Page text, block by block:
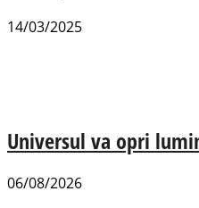
14/03/2025
Universul va opri
06/08/2026